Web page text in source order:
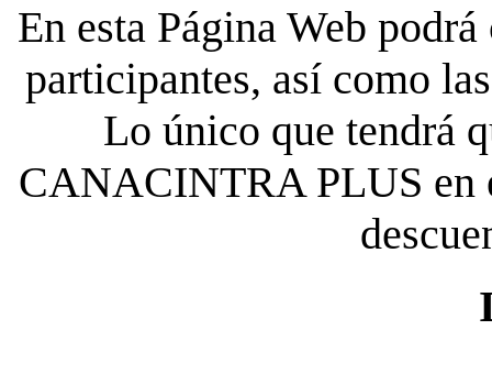
En esta Página Web
participantes, así como
Lo único que tendrá
CANACINTRA PLUS en